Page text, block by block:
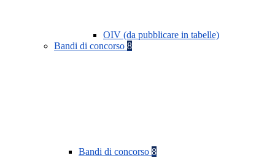
OIV (da pubblicare in tabelle)
Bandi di concorso 8
Bandi di concorso 8